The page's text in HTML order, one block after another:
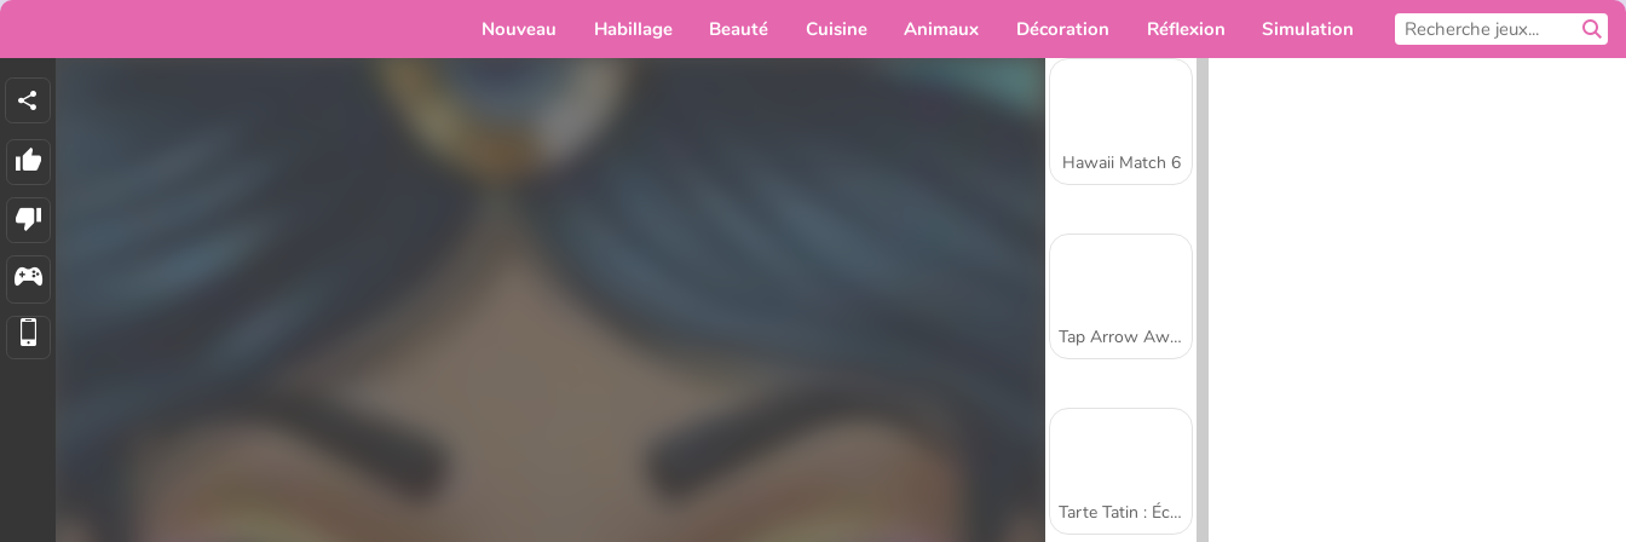
Nouveau Habillage Beauté Cuisine Animaux Décoration Réflexion Simulation
Hawaii Match 6
Tap Arrow Away
Tarte Tatin : École de cuisine de Sara